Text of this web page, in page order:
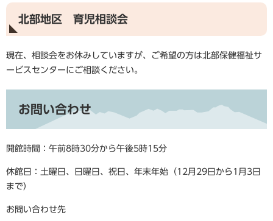
北部地区 育児相談会
現在、相談会をお休みしていますが、ご希望の方は北部保健福祉サ
ービスセンターにご相談ください。
お問い合わせ
開館時間：午前8時30分から午後5時15分
休館日：土曜日、日曜日、祝日、年末年始（12月29日から1月3日
まで）
お問い合わせ先